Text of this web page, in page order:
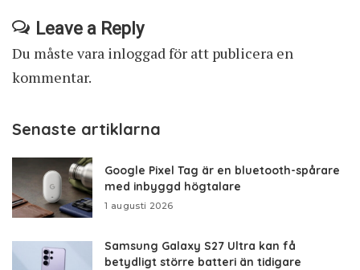
Leave a Reply
Du måste vara inloggadför att publicera en
kommentar.
Senaste artiklarna
Google Pixel Tag är en bluetooth-spårare
med inbyggd högtalare
1 augusti 2026
Samsung Galaxy S27 Ultra kan få
betydligt större batteri än tidigare